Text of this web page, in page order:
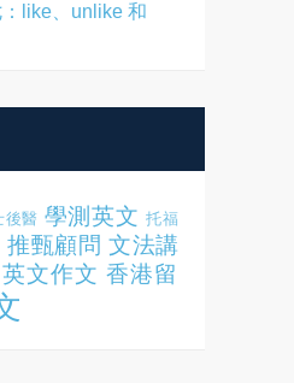
like、unlike 和
後醫 學測英文 托福
推甄顧問 文法講
英文作文 香港留